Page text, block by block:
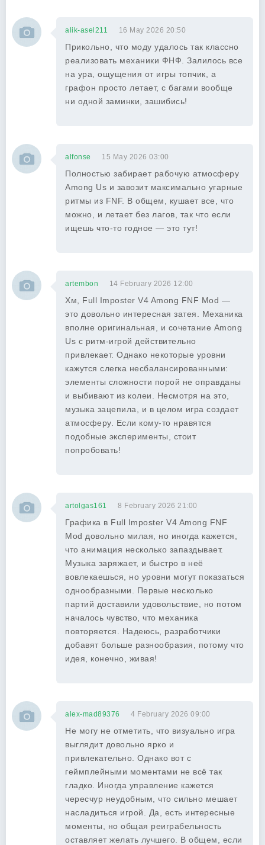
alik-asel211 16 May 2026 20:50
Прикольно, что моду удалось так классно
реализовать механики ФНФ. Залилось все
на ура, ощущения от игры топчик, а
графон просто летает, с багами вообще
ни одной заминки, зашибись!
alfonse 15 May 2026 03:00
Полностью забирает рабочую атмосферу
Among Us и завозит максимально угарные
ритмы из FNF. В общем, кушает все, что
можно, и летает без лагов, так что если
ищешь что-то годное — это тут!
artembon 14 February 2026 12:00
Хм, Full Imposter V4 Among FNF Mod —
это довольно интересная затея. Механика
вполне оригинальная, и сочетание Among
Us с ритм-игрой действительно
привлекает. Однако некоторые уровни
кажутся слегка несбалансированными:
элементы сложности порой не оправданы
и выбивают из колеи. Несмотря на это,
музыка зацепила, и в целом игра создает
атмосферу. Если кому-то нравятся
подобные эксперименты, стоит
попробовать!
artolgas161 8 February 2026 21:00
Графика в Full Imposter V4 Among FNF
Mod довольно милая, но иногда кажется,
что анимация несколько запаздывает.
Музыка заряжает, и быстро в неё
вовлекаешься, но уровни могут показаться
однообразными. Первые несколько
партий доставили удовольствие, но потом
началось чувство, что механика
повторяется. Надеюсь, разработчики
добавят больше разнообразия, потому что
идея, конечно, живая!
alex-mad89376 4 February 2026 09:00
Не могу не отметить, что визуально игра
выглядит довольно ярко и
привлекательно. Однако вот с
геймплейными моментами не всё так
гладко. Иногда управление кажется
чересчур неудобным, что сильно мешает
насладиться игрой. Да, есть интересные
моменты, но общая реиграбельность
оставляет желать лучшего. В общем, если